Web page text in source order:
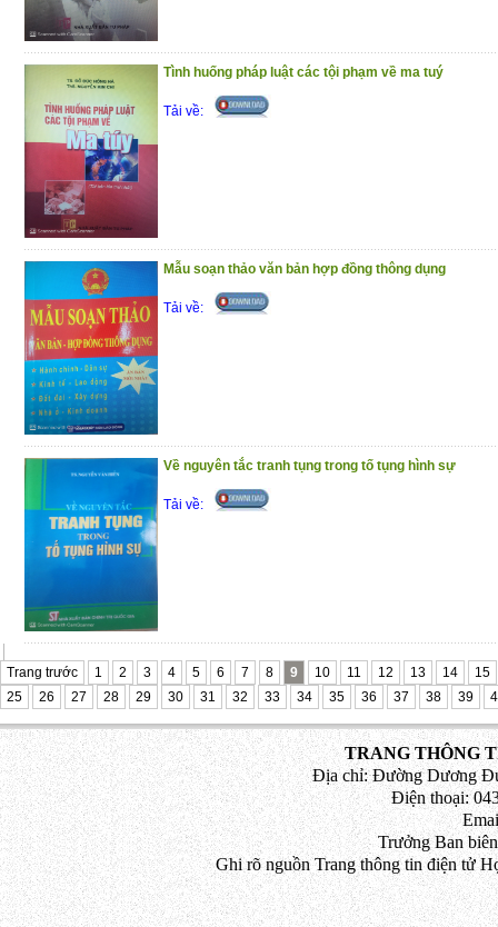
Để thông tin kịp thời, đầy đủ, chính xác
nên trên của Tòa án nhân dân tối cao,
trọng giới thiệu đến bạn đọc!
(4/11/2020)
Tình huống pháp luật các tội phạm về ma tuý
Tải về:
Mẫu soạn thảo văn bản hợp đồng thông dụng
Tải về:
Về nguyên tắc tranh tụng trong tố tụng hình sự
Tải về:
Trang trước 1 2 3 4 5 6 7 8 9 10 11 12 13 14
15
25
26 27 28 29 30 31 32 33 34 35 36 37 38 39
TRANG THÔNG
Địa chỉ: Đường Dương
Điện thoại:
Trưởng Ban
Ghi rõ nguồn Trang thông tin điện tử